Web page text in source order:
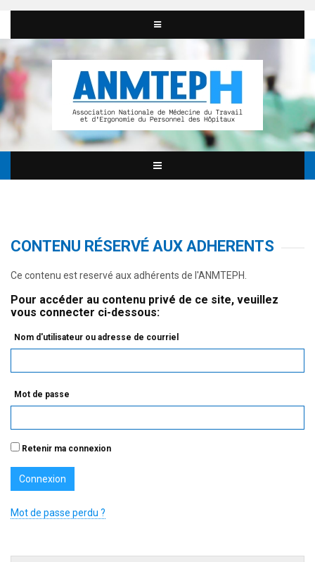
CONTENU RÉSERVÉ AUX ADHERENTS
Ce contenu est reservé aux adhérents de l'ANMTEPH.
Pour accéder au contenu privé de ce site, veuillez
vous connecter ci-dessous:
Nom d'utilisateur ou adresse de courriel
Mot de passe
Retenir ma connexion
Mot de passe perdu ?